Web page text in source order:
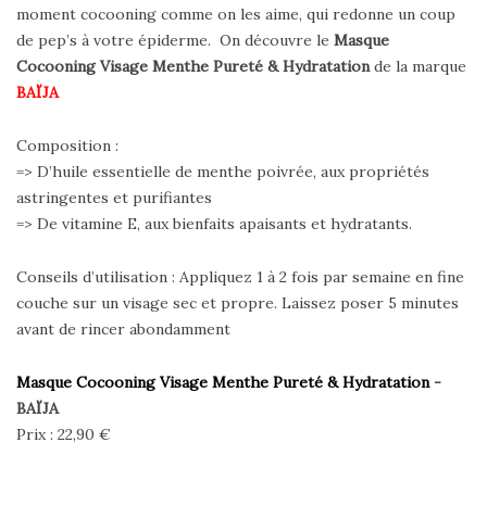
moment cocooning comme on les aime, qui redonne un coup
de pep’s à votre épiderme. On découvre le Masque
Cocooning Visage Menthe Pureté & Hydratation de la marque
BAÏJA
Composition :
=> D’huile essentielle de menthe poivrée, aux propriétés
astringentes et purifiantes
=> De vitamine E, aux bienfaits apaisants et hydratants.
Conseils d’utilisation : Appliquez 1 à 2 fois par semaine en fine
couche sur un visage sec et propre. Laissez poser 5 minutes
avant de rincer abondamment
Masque Cocooning Visage Menthe Pureté & Hydratation -
BAÏJA
Prix : 22,90 €